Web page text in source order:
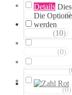
Details
Die
werden
Orangetöne (0
(10)
(0)
Magentatöne (
Violetttöne (0)